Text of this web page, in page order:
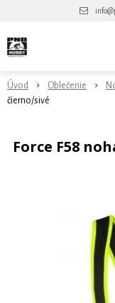
Úvod Oblečenie
čierno/sivé
Force F58